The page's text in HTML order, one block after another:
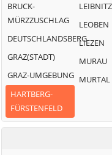
Großsteinbach
BRUCK-
MÜRZZUSCHLAG
DEUTSCHLANDSBERG
GRAZ(STADT)
GRAZ-UMGEBUNG
HARTBERG-
FÜRSTENFELD
LEIBNITZ
LEOBEN
LIEZEN
MURAU
MURTAL